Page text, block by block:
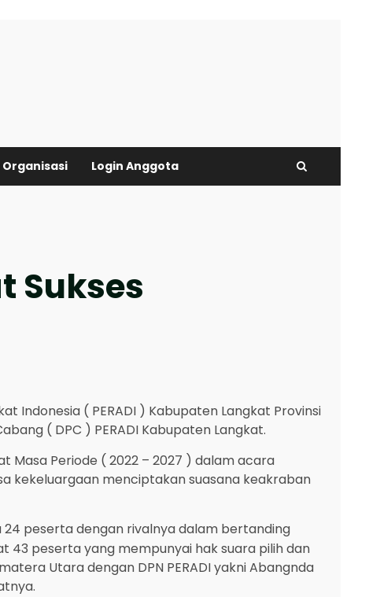
Login Anggota
Sukses
Indonesia ( PERADI ) Kabupaten Langkat Provinsi
( DPC ) PERADI Kabupaten Langkat.
Masa Periode ( 2022 – 2027 ) dalam acara
kekeluargaan menciptakan suasana keakraban
24 peserta dengan rivalnya dalam bertanding
43 peserta yang mempunyai hak suara pilih dan
Utara dengan DPN PERADI yakni Abangnda